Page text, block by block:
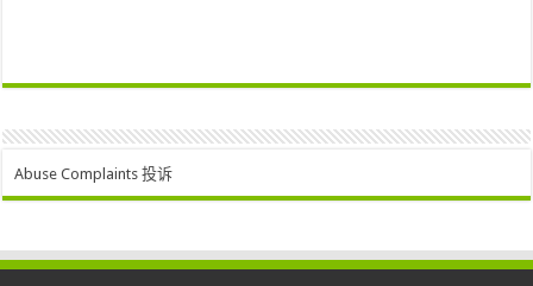
Abuse Complaints 投诉